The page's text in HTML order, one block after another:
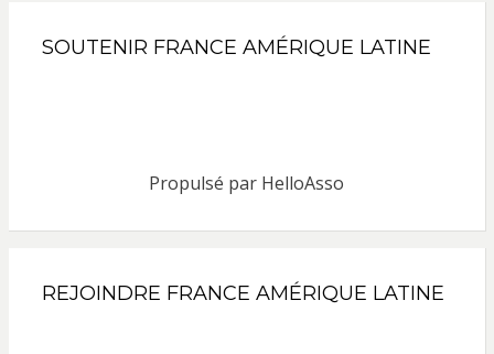
SOUTENIR FRANCE AMÉRIQUE LATINE
Propulsé par HelloAsso
REJOINDRE FRANCE AMÉRIQUE LATINE